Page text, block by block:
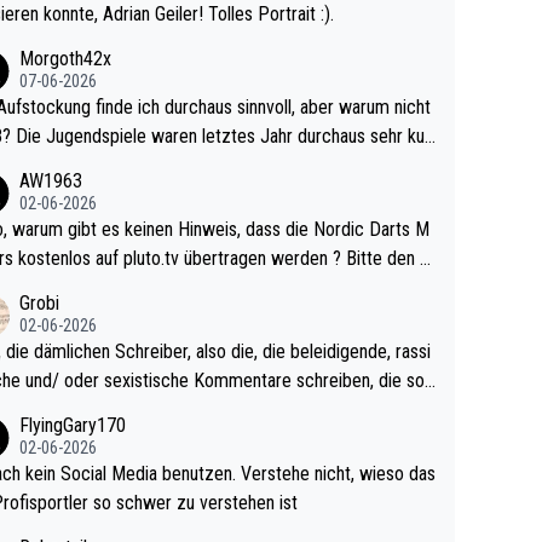
konnte, Adrian Geiler! Tolles Portrait :).
Morgoth42x
07-06-2026
finde ich durchaus sinnvoll, aber warum nicht
sehr kur
Somit ändert die automatische Qualifikation des Weltm
nichts. Ich denke sie wollen damit für nächste
wenig WDF Turniere spielen. Dies war bei Archie Self l
Jahr der Fall. Er musste als amtierender Weltmeister d
den Qualifier und ich glaube kaum, dass Mitchel sich das
antun würde, wenn er doch eigentlich die PDC-WM
hat.
AW1963
02-06-2026
M
kostenlos auf pluto.tv übertragen werden ? Bitte den A
Grobi
02-06-2026
die dämlichen Schreiber, also die, die beleidigende, rassi
und/ oder sexistische Kommentare schreiben, die soll
in den Griff kriegen. Nur eins wundert mich: Luke Li
doch neulich erst derjenige, der über Social Media G
hat. Und Littlers Mutter schießt öfters mal gege
FlyingGary170
02-06-2026
kein Social Media benutzen. Verstehe nicht, wieso das
so schwer zu verstehen ist